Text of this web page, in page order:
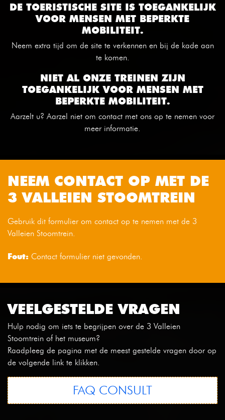
DE TOERISTISCHE SITE IS TOEGANKELIJK
VOOR MENSEN MET BEPERKTE
MOBILITEIT.
Neem extra tijd om de site te verkennen en bij de kade aan
te komen.
NIET AL ONZE TREINEN ZIJN
TOEGANKELIJK VOOR MENSEN MET
BEPERKTE MOBILITEIT.
Aarzelt u? Aarzel niet om contact met ons op te nemen voor
meer informatie.
NEEM CONTACT OP MET DE
3 VALLEIEN STOOMTREIN
Gebruik dit formulier om contact op te nemen met de 3
Valleien Stoomtrein.
Fout: Contact formulier niet gevonden.
VEELGESTELDE VRAGEN
Hulp nodig om iets te begrijpen over de 3 Valleien
Stoomtrein of het museum?
Raadpleeg de pagina met de meest gestelde vragen door op
de volgende link te klikken.
FAQ CONSULT